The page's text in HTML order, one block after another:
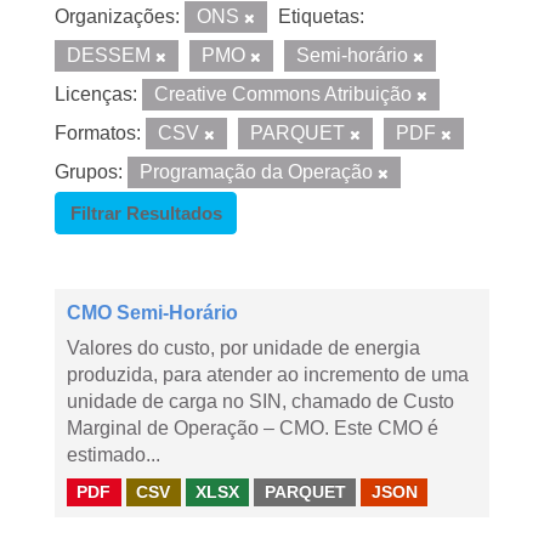
Organizações: ONS
Etiquetas:
DESSEM
PMO
Semi-horário
Licenças:
Creative Commons Atribuição
Formatos:
CSV PARQUET
PDF
Grupos:
Programação da Operação
Filtrar Resultados
CMO Semi-Horário
Valores do custo, por unidade de energia
produzida, para atender ao incremento de uma
unidade de carga no SIN, chamado de Custo
Marginal de Operação – CMO. Este CMO é
estimado...
PDF CSV XLSX PARQUET JSON